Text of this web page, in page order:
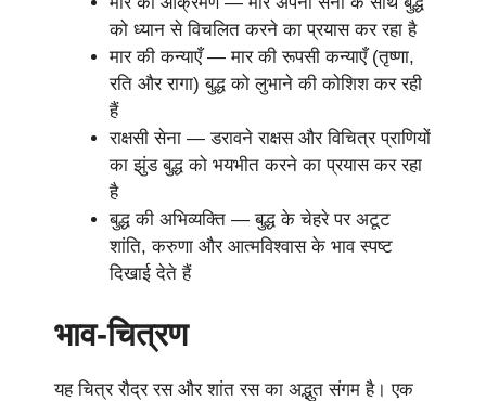
को ध्यान से विचलित करने का प्रयास कर रहा है
मार की कन्याएँ — मार की रूपसी कन्याएँ (तृष्णा,
रति और रागा) बुद्ध को लुभाने की कोशिश कर रही
हैं
राक्षसी सेना — डरावने राक्षस और विचित्र प्राणियों
का झुंड बुद्ध को भयभीत करने का प्रयास कर रहा
है
बुद्ध की अभिव्यक्ति — बुद्ध के चेहरे पर अटूट
शांति, करुणा और आत्मविश्वास के भाव स्पष्ट
दिखाई देते हैं
भाव-चित्रण
यह चित्र रौद्र रस और शांत रस का अद्भुत संगम है। एक